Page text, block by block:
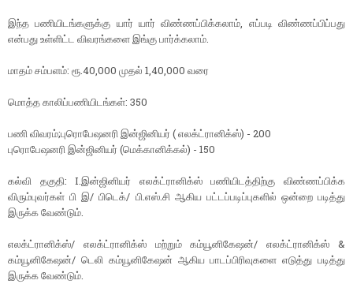
இந்த பணியிடங்களுக்கு யார் யார் விண்ணப்பிக்கலாம், எப்படி விண்ணப்பிப்பது
என்பது உள்ளிட்ட விவரங்களை இங்கு பார்க்கலாம்.
மாதம் சம்பளம்: ரூ.40,000 முதல் 1,40,000 வரை
மொத்த காலிப்பணியிடங்கள்: 350
பணி விவரம்;புரொபேஷனரி இன்ஜினியர் ( எலக்ட்ரானிக்ஸ்) - 200
புரொபேஷனரி இன்ஜினியர் (மெக்கானிக்கல்) - 150
கல்வி தகுதி: I.இன்ஜினியர் எலக்ட்ரானிக்ஸ் பணியிடத்திற்கு விண்ணப்பிக்க
விரும்புவர்கள் பி இ/ பிடெக்/ பி.எஸ்.சி ஆகிய பட்டப்படிப்புகளில் ஒன்றை படித்து
இருக்க வேண்டும்.
எலக்ட்ரானிக்ஸ்/ எலக்ட்ரானிக்ஸ் மற்றும் கம்யூனிகேஷன்/ எலக்ட்ரானிக்ஸ் &
கம்யூனிகேஷன்/ டெலி கம்யூனிகேஷன் ஆகிய பாடப்பிரிவுகளை எடுத்து படித்து
இருக்க வேண்டும்.